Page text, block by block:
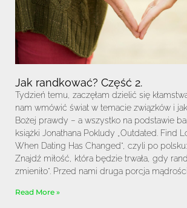
Jak randkować? Część 2.
Tydzień temu, zaczęłam dzielić się
nam wmówić świat w temacie związków i
Bożej prawdy – a wszystko na podstawie
książki Jonathana Pokludy „Outdated. Find
When Dating Has Changed”, czyli po polsku:
Znajdź miłość, która będzie trwała, gdy
zmieniło”. Przed nami druga porcja mądrości.
Read More »